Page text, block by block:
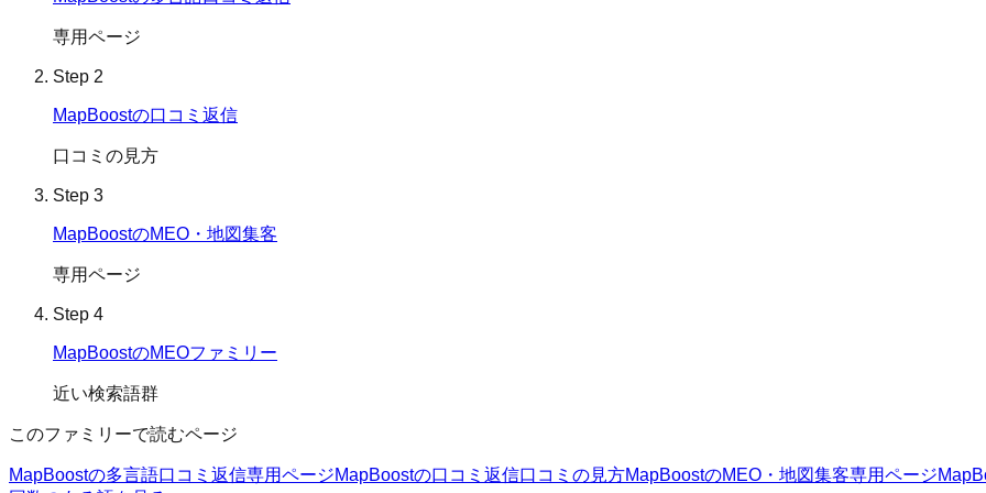
専用ページ
Step 2
MapBoostの口コミ返信
口コミの見方
Step 3
MapBoostのMEO・地図集客
専用ページ
Step 4
MapBoostのMEOファミリー
近い検索語群
このファミリーで読むページ
MapBoostの多言語口コミ返信専用ページMapBoostの口コミ返信口コミの見方MapBoostのMEO・地図集客専用ページ